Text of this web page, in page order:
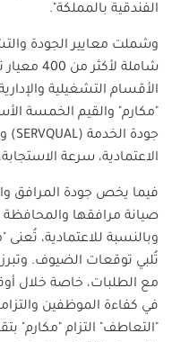
الفندقية بالمملكة".
وشملت معايير الجودة
شاملة
الأقسام التشغيلية
"مكارم" والقيم الخمسة
جودة الخدمة (SERVQUAL
)
الاعتمادية، سرعة
فيما يخص جودة المرافق
صيانة مرافقها والمحافظة
وبالنسبة للاعتمادية،
تُلبي توقعات الضيوف.
مع الطلبات، خاصة خلال
في كفاءة الموظفين
"التعاطف" التزام "مكارم"